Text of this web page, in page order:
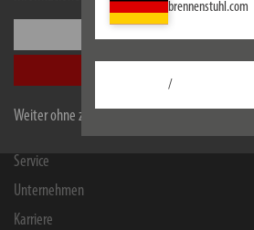
Weiter ohne zu akzeptieren
brennenstuhl.com
/
Informationen
Herstellergarantie
Service
Unternehmen
Karriere